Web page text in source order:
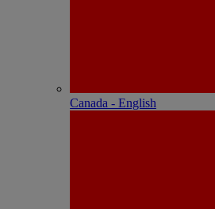
Canada - English